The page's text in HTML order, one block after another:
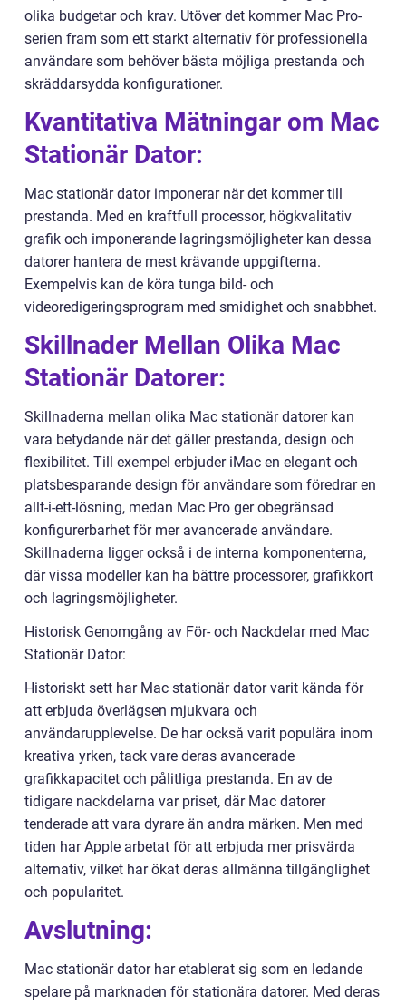
olika budgetar och krav. Utöver det kommer Mac Pro-
serien fram som ett starkt alternativ för professionella
användare som behöver bästa möjliga prestanda och
skräddarsydda konfigurationer.
Kvantitativa Mätningar om Mac
Stationär Dator:
Mac stationär dator imponerar när det kommer till
prestanda. Med en kraftfull processor, högkvalitativ
grafik och imponerande lagringsmöjligheter kan dessa
datorer hantera de mest krävande uppgifterna.
Exempelvis kan de köra tunga bild- och
videoredigeringsprogram med smidighet och snabbhet.
Skillnader Mellan Olika Mac
Stationär Datorer:
Skillnaderna mellan olika Mac stationär datorer kan
vara betydande när det gäller prestanda, design och
flexibilitet. Till exempel erbjuder iMac en elegant och
platsbesparande design för användare som föredrar en
allt-i-ett-lösning, medan Mac Pro ger obegränsad
konfigurerbarhet för mer avancerade användare.
Skillnaderna ligger också i de interna komponenterna,
där vissa modeller kan ha bättre processorer, grafikkort
och lagringsmöjligheter.
Historisk Genomgång av För- och Nackdelar med Mac
Stationär Dator:
Historiskt sett har Mac stationär dator varit kända för
att erbjuda överlägsen mjukvara och
användarupplevelse. De har också varit populära inom
kreativa yrken, tack vare deras avancerade
grafikkapacitet och pålitliga prestanda. En av de
tidigare nackdelarna var priset, där Mac datorer
tenderade att vara dyrare än andra märken. Men med
tiden har Apple arbetat för att erbjuda mer prisvärda
alternativ, vilket har ökat deras allmänna tillgänglighet
och popularitet.
Avslutning:
Mac stationär dator har etablerat sig som en ledande
spelare på marknaden för stationära datorer. Med deras